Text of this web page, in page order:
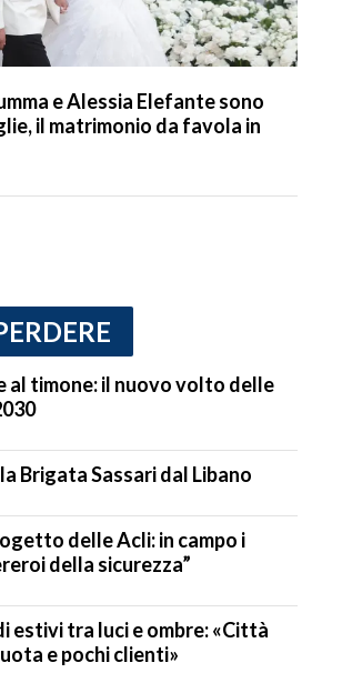
e Alessia Elefante sono
il matrimonio da favola in
al timone: il nuovo volto delle
Brigata Sassari dal Libano
delle Acli: in campo i
della sicurezza”
estivi tra luci e ombre: «Città
e pochi clienti»